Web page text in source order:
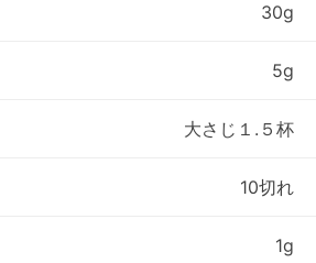
30g
5g
大さじ１.５杯
10切れ
1g